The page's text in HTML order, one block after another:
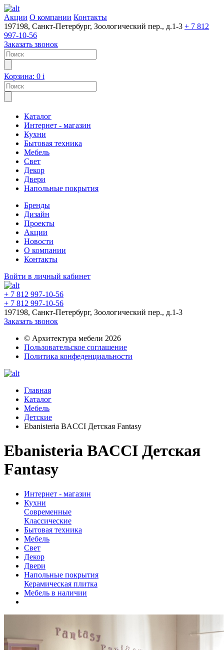
Акции О компании Контакты
197198, Санкт-Петербург, Зоологический пер., д.1-3 + 7 812
997-10-56
Заказать звонок
Корзина: 0 i
Каталог
Интернет - магазин
Кухни
Бытовая техника
Мебель
Свет
Декор
Двери
Напольные покрытия
Бренды
Дизайн
Проекты
Акции
Новости
О компании
Контакты
Войти в личный кабинет
+ 7 812 997-10-56
+ 7 812 997-10-56
197198, Санкт-Петербург, Зоологический пер., д.1-3
Заказать звонок
© Архитектура мебели 2026
Пользовательское соглашение
Политика конфеденциальности
Главная
Каталог
Мебель
Детские
Ebanisteria BACCI Детская Fantasy
Ebanisteria BACCI Детская
Fantasy
Интернет - магазин
Кухни
Современные
Классические
Бытовая техника
Мебель
Свет
Декор
Двери
Напольные покрытия
Керамическая плитка
Мебель в наличии